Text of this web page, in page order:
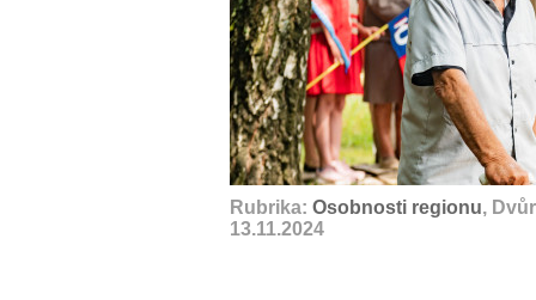
Rubrika: Osobnosti regionu,
13.11.2024